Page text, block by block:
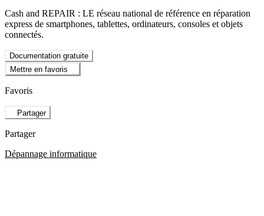
Cash and REPAIR : LE réseau national de référence en réparation
express de smartphones, tablettes, ordinateurs, consoles et objets
connectés.
Documentation gratuite
Mettre en favoris
Favoris
Partager
Partager
Dépannage informatique